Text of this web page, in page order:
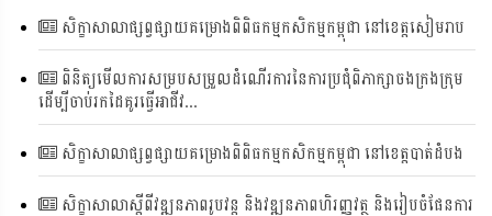
សិក្ខាសាលាផ្សព្វផ្សាយគម្រោងពិពិធកម្មកសិកម្មកម្ពុជា នៅខេត្តសៀមរាប
ពិនិត្យមើលការសម្របសម្រួលដំណេីរការនៃការប្រជុំពិភាក្សាចងក្រងក្រុម
ដើម្បីចាប់រកដៃគូរធ្វើអាជីវ...
សិក្ខាសាលាផ្សព្វផ្សាយគម្រោងពិពិធកម្មកសិកម្មកម្ពុជា នៅខេត្តបាត់ដំបង
សិក្ខាសាលាស្តីពីវឌ្ឍនភាពរូបវន្ត និងវឌ្ឍនភាពហិរញ្ញវត្ថុ និងរៀបចំផែនការ